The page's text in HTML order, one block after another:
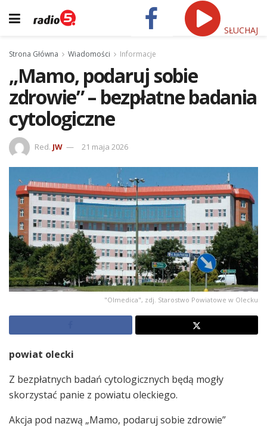
SŁUCHAJ
Strona Główna Wiadomości Informacje
„Mamo, podaruj sobie
zdrowie” – bezpłatne badania
cytologiczne
Red. JW 21 maja 2026
"Olmedica", zdj. Starostwo Powiatowe w Olecku
powiat olecki
Z bezpłatnych badań cytologicznych będą mogły
skorzystać panie z powiatu oleckiego.
Akcja pod nazwą „Mamo, podaruj sobie zdrowie”